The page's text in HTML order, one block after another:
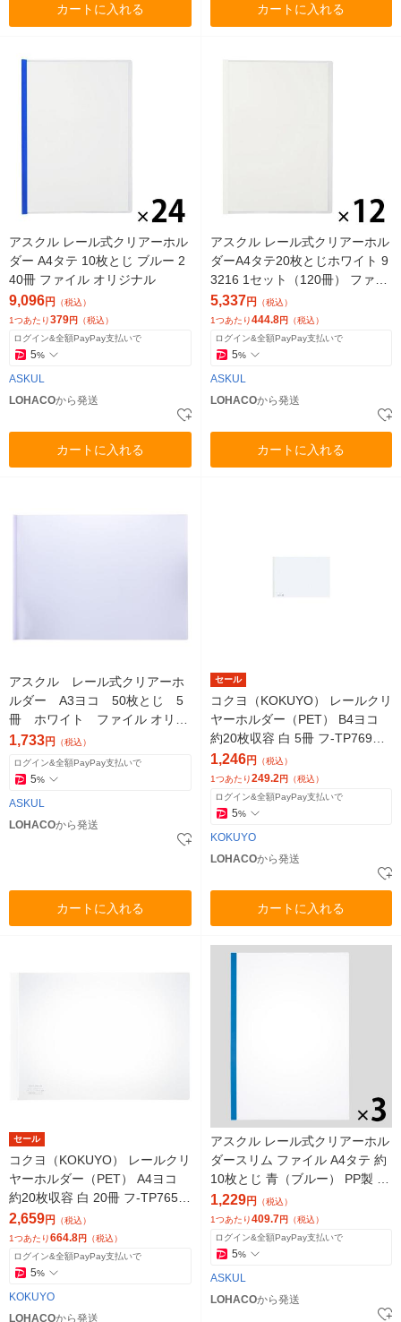
カートに入れる カートに入れる
アスクル レール式クリアーホル
ダー A4タテ 10枚とじ ブルー 2
40冊 ファイル オリジナル
9,096円 （税込）
1つあたり379円 （税込）
ログイン&全額PayPay支払いで
5%
ASKUL
LOHACOから発送
カートに入れる
アスクル レール式クリアーホル
ダーA4タテ20枚とじホワイト 9
3216 1セット（120冊） ファイ
ル オリジナル
5,337円 （税込）
1つあたり444.8円 （税込）
ログイン&全額PayPay支払いで
5%
ASKUL
LOHACOから発送
カートに入れる
アスクル レール式クリアーホ
ルダー A3ヨコ 50枚とじ 5
冊 ホワイト ファイル オリジ
ナル
1,733円 （税込）
ログイン&全額PayPay支払いで
5%
ASKUL
LOHACOから発送
カートに入れる
セール
コクヨ（KOKUYO） レールクリ
ヤーホルダー（PET） B4ヨコ
約20枚収容 白 5冊 フ-TP769N
W
1,246円
（税込）
1つあたり249.2円 （税込）
ログイン&全額PayPay支払いで
5%
KOKUYO
LOHACOから発送
カートに入れる
セール
コクヨ（KOKUYO） レールクリ
ヤーホルダー（PET） A4ヨコ
約20枚収容 白 20冊 フ-TP765N
WX5
2,659円 （税込）
1つあたり664.8円 （税込）
ログイン&全額PayPay支払いで
5%
KOKUYO
LOHACOから発送
アスクル レール式クリアーホル
ダースリム ファイル A4タテ 約
10枚とじ 青（ブルー） PP製 3
袋（30冊） オリジナル
1,229円 （税込）
1つあたり409.7 円 （税込）
ログイン&全額PayPay支払いで
5%
ASKUL
LOHACOから発送